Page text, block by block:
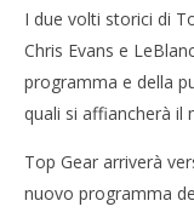
Matt LeBlanc,
05/02/2016
I due volti storici di
Chris Evans e
programma e della
quali si affiancherà il
Top Gear arriverà
nuovo programma